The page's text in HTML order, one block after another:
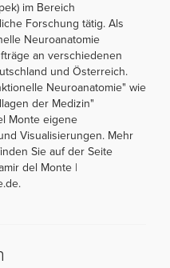
im Bereich
Forschung tätig. Als
Neuroanatomie
an verschiedenen
und Österreich.
Neuroanatomie" wie
der Medizin"
Monte eigene
Visualisierungen. Mehr
Sie auf der Seite
del Monte |